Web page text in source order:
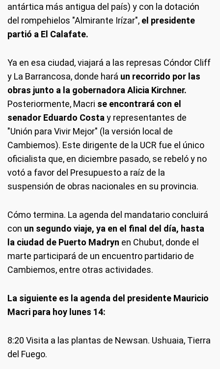
antártica más antigua del país) y con la dotación
del rompehielos "Almirante Irízar", el presidente
partió a El Calafate.
Ya en esa ciudad, viajará a las represas Cóndor Cliff
y La Barrancosa, donde hará un recorrido por las
obras junto a la gobernadora Alicia Kirchner.
Posteriormente, Macri se encontrará con el
senador Eduardo Costa y representantes de
"Unión para Vivir Mejor" (la versión local de
Cambiemos). Este dirigente de la UCR fue el único
oficialista que, en diciembre pasado, se rebeló y no
votó a favor del Presupuesto a raíz de la
suspensión de obras nacionales en su provincia.
Cómo termina. La agenda del mandatario concluirá
con un segundo viaje, ya en el final del día, hasta
la ciudad de Puerto Madryn en Chubut, donde el
marte participará de un encuentro partidario de
Cambiemos, entre otras actividades.
La siguiente es la agenda del presidente Mauricio
Macri para hoy lunes 14:
8:20 Visita a las plantas de Newsan. Ushuaia, Tierra
del Fuego.